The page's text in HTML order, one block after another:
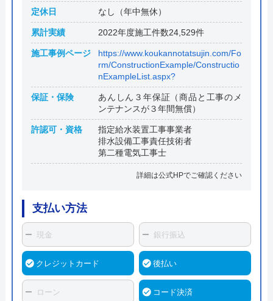
定休日 なし（年中無休）
累計実績 2022年度施工件数24,529件
施工事例ページ
https://www.koukannotatsujin.com/Fo
rm/ConstructionExample/Constructio
nExampleList.aspx?
保証・保険
あんしん３年保証（商品と工事のメ
ンテナンスが３年間無償）
許認可・資格
指定給水装置工事事業者
排水設備工事責任技術者
第二種電気工事士
詳細は公式HPでご確認ください
支払い方法
現金 銀行振込
クレジットカード 後払い
ローン コード決済